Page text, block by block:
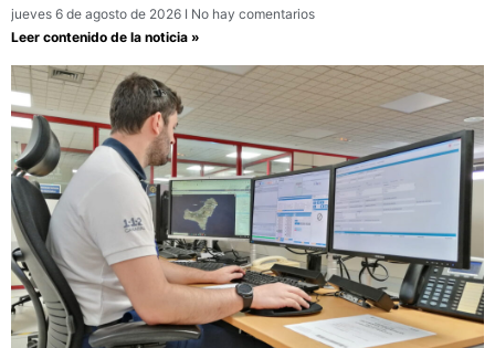
jueves 6 de agosto de 2026
No hay comentarios
Leer contenido de la noticia »